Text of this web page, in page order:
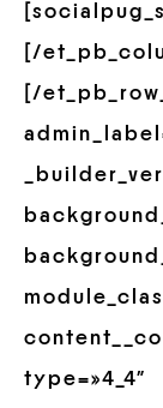
[/
[/
type=»4_4″